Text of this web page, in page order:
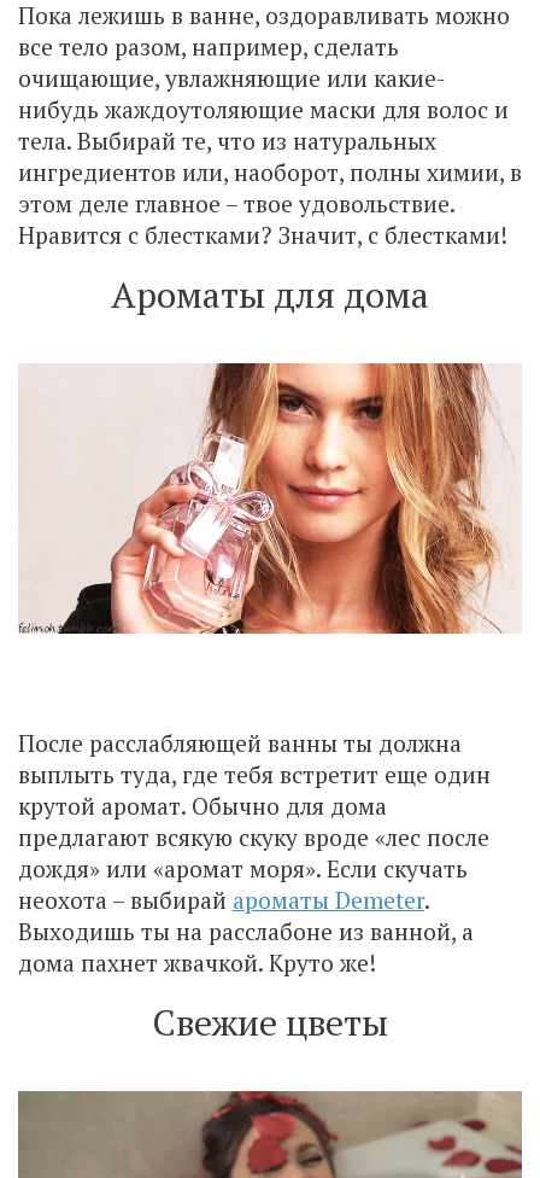
Пока лежишь в ванне, оздоравливать можно
все тело разом, например, сделать
очищающие, увлажняющие или какие-
нибудь жаждоутоляющие маски для волос и
тела. Выбирай те, что из натуральных
ингредиентов или, наоборот, полны химии, в
этом деле главное – твое удовольствие.
Нравится с блестками? Значит, с блестками!
Ароматы для дома
После расслабляющей ванны ты должна
выплыть туда, где тебя встретит еще один
крутой аромат. Обычно для дома
предлагают всякую скуку вроде «лес после
дождя» или «аромат моря». Если скучать
неохота – выбирай ароматы Demeter.
Выходишь ты на расслабоне из ванной, а
дома пахнет жвачкой. Круто же!
Свежие цветы